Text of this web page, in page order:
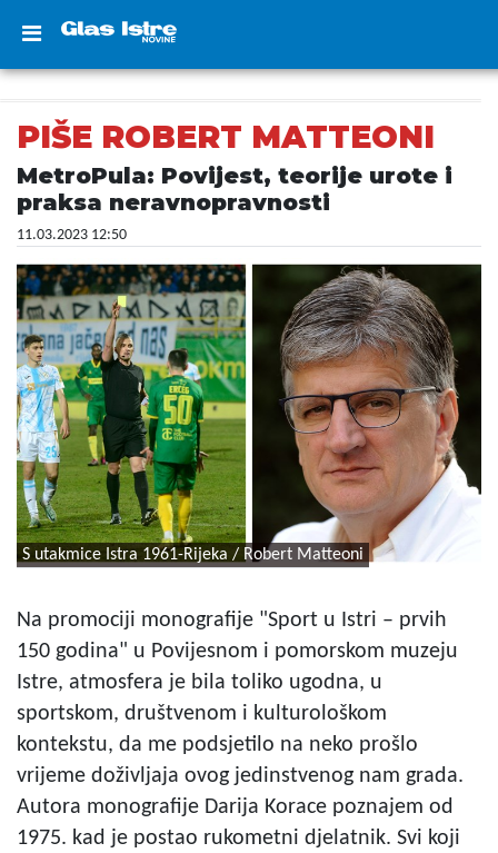
PIŠE ROBERT MATTEONI
MetroPula: Povijest, teorije urote i
praksa neravnopravnosti
11.03.2023 12:50
S utakmice Istra 1961-Rijeka / Robert Matteoni
Na promociji monografije "Sport u Istri – prvih
150 godina" u Povijesnom i pomorskom muzeju
Istre, atmosfera je bila toliko ugodna, u
sportskom, društvenom i kulturološkom
kontekstu, da me podsjetilo na neko prošlo
vrijeme doživljaja ovog jedinstvenog nam grada.
Autora monografije Darija Korace poznajem od
1975. kad je postao rukometni djelatnik. Svi koji